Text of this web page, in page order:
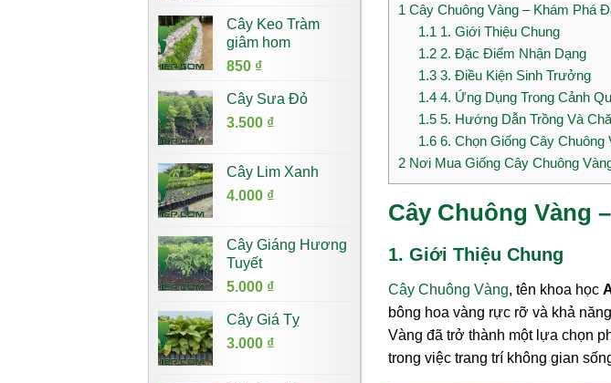
3.500 ₫.
Cây Keo Tràm
giâm hom
850 ₫
Cây Sưa Đỏ
3.500 ₫
Cây Lim Xanh
4.000 ₫
Cây Giáng Hương
Tuyết
5.000 ₫
Cây Giá Tỵ
3.000 ₫
1 Cây Chuông Vàng – Khám Phá
1.1 1. Giới Thiệu Chung
1.2 2. Đặc Điểm Nhận Dạng
1.3 3. Điều Kiện Sinh Trưởng
1.4 4. Ứng Dụng Trong Cảnh
1.5 5. Hướng Dẫn Trồng Và
1.6 6. Chọn Giống Cây Chuông
2Nơi Mua Giống Cây Chuông
Cây Chuông Vàng
1. Giới Thiệu Chung
Cây Chuông Vàng, tên khoa học
bông hoa vàng rực rỡ và khả
Vàng đã trở thành một lựa chọn
trong việc trang trí không gian